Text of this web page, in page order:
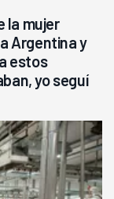
la mujer
Argentina y
estos
yo seguí